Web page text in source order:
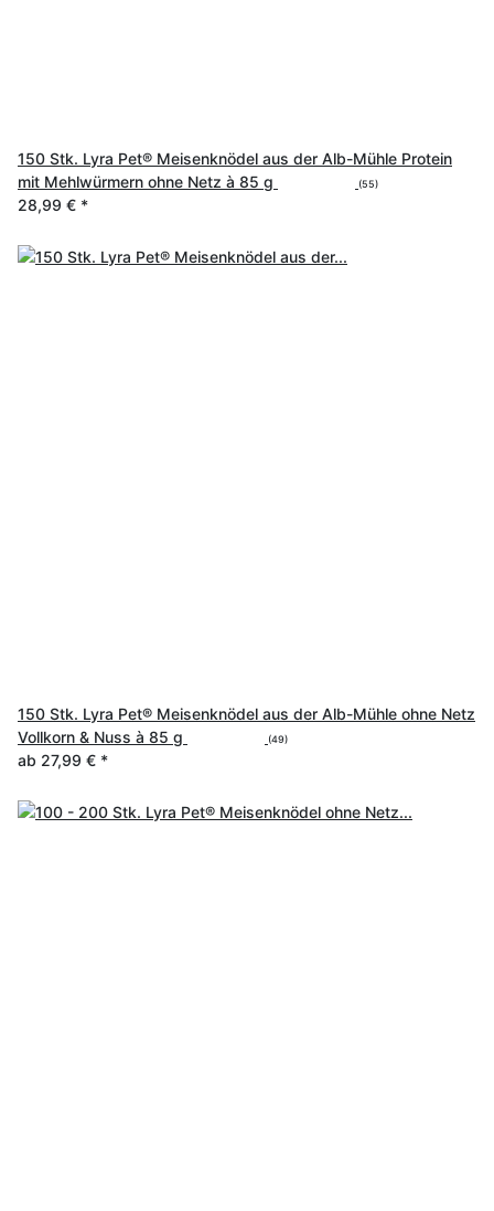
150 Stk. Lyra Pet® Meisenknödel aus der Alb-Mühle Protein
mit Mehlwürmern ohne Netz à 85 g
(55)
28,99 € *
150 Stk. Lyra Pet® Meisenknödel aus der Alb-Mühle ohne Netz
Vollkorn & Nuss à 85 g
(49)
ab 27,99 € *